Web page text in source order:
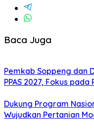
Baca Juga
Pemkab Soppeng dan
PPAS 2027, Fokus
Dukung Program
Wujudkan Pertanian